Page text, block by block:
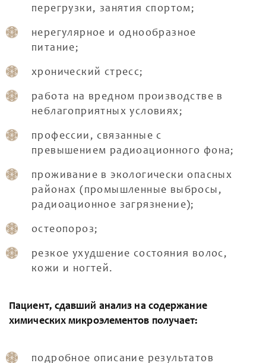
перегрузки, занятия спортом;
нерегулярное и однообразное
питание;
хронический стресс;
работа на вредном производстве в
неблагоприятных условиях;
профессии, связанные с
превышением радиоационного фона;
проживание в экологически опасных
районах (промышленные выбросы,
радиоационное загрязнение);
остеопороз;
резкое ухудшение состояния волос,
кожи и ногтей.
Пациент, сдавший анализ на содержание
химических микроэлементов получает:
подробное описание результатов